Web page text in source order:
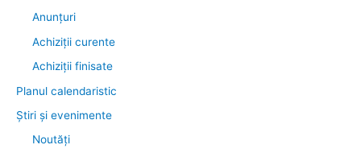
Anunțuri
Achiziții curente
Achiziții finisate
Planul calendaristic
Știri şi evenimente
Noutăţi